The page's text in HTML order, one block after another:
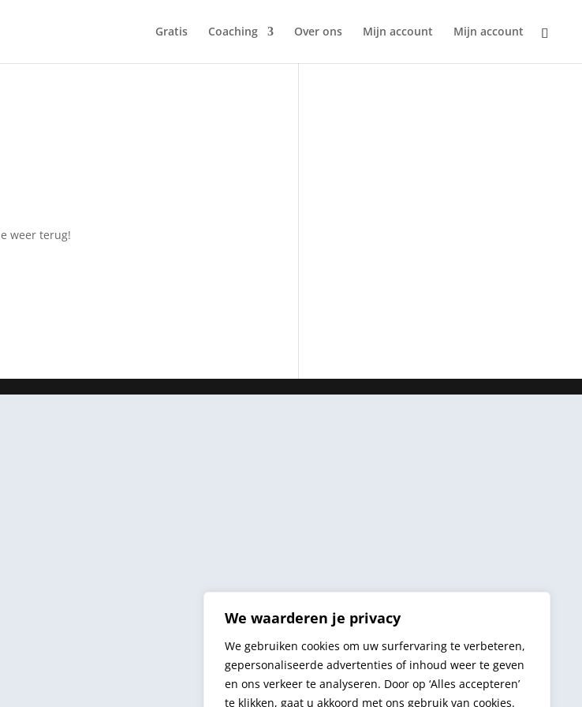
We waarderen je privacy
We gebruiken cookies om uw surfervaring te verbeteren,
gepersonaliseerde advertenties of inhoud weer te geven
en ons verkeer te analyseren. Door op ‘Alles accepteren’
te klikken, gaat u akkoord met ons gebruik van cookies.
Gratis Coaching Over ons Mijn account Mijn account
weer terug!